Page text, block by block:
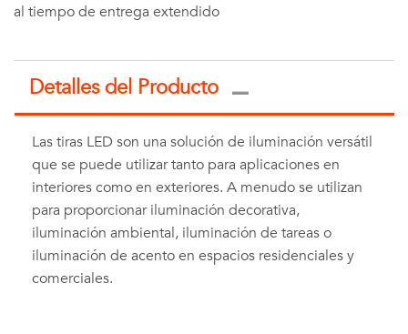
al tiempo de entrega extendido
Detalles del Producto
Las tiras LED son una solución de iluminación versátil
que se puede utilizar tanto para aplicaciones en
interiores como en exteriores. A menudo se utilizan
para proporcionar iluminación decorativa,
iluminación ambiental, iluminación de tareas o
iluminación de acento en espacios residenciales y
comerciales.